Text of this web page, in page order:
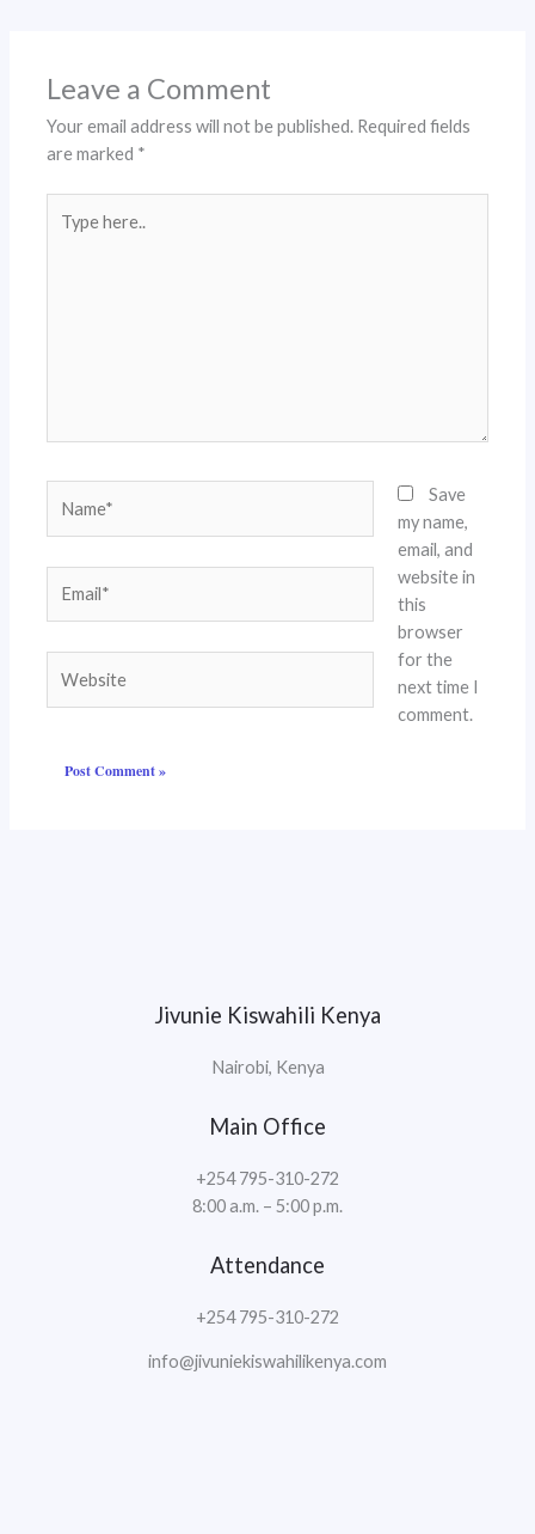
Leave a Comment
Your email address will not be published. Required fields
are marked *
here..
Save
my name,
email, and
website in
this
browser
for the
next time I
comment.
Jivunie Kiswahili Kenya
Nairobi, Kenya
Main Office
+254 795-310-272
8:00 a.m. – 5:00 p.m.
Attendance
+254 795-310-272
info@jivuniekiswahilikenya.com